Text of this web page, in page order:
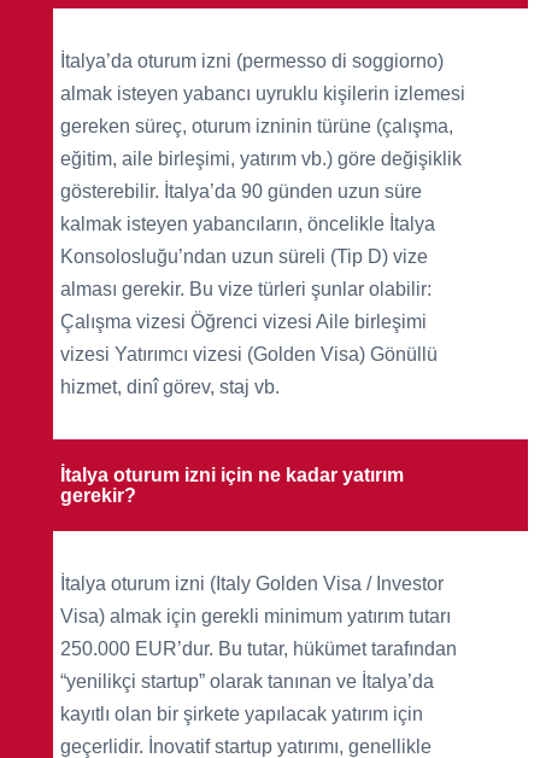
İtalya’da oturum izni (permesso di soggiorno)
almak isteyen yabancı uyruklu kişilerin izlemesi
gereken süreç, oturum izninin türüne (çalışma,
eğitim, aile birleşimi, yatırım vb.) göre değişiklik
gösterebilir. İtalya’da 90 günden uzun süre
kalmak isteyen yabancıların, öncelikle İtalya
Konsolosluğu’ndan uzun süreli (Tip D) vize
alması gerekir. Bu vize türleri şunlar olabilir:
Çalışma vizesi Öğrenci vizesi Aile birleşimi
vizesi Yatırımcı vizesi (Golden Visa) Gönüllü
hizmet, dinî görev, staj vb.
İtalya oturum izni için ne kadar yatırım
gerekir?
İtalya oturum izni (Italy Golden Visa / Investor
Visa) almak için gerekli minimum yatırım tutarı
250.000 EUR’dur. Bu tutar, hükümet tarafından
“yenilikçi startup” olarak tanınan ve İtalya’da
kayıtlı olan bir şirkete yapılacak yatırım için
geçerlidir. İnovatif startup yatırımı, genellikle